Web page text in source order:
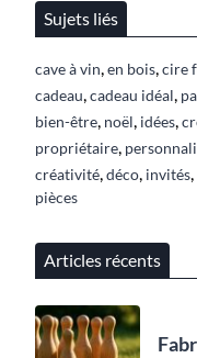
Sujets liés
cave à vin,en bois,cire
cadeau,cadeau idéal,
bien-être, noël, idées,
propriétaire,
créativité,déco, invités,
pièces
Articles récents